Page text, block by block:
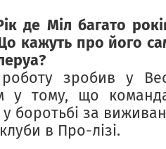
де Міл багато
кажуть про його
зробив у
у тому, що
боротьбі за
в Про-лізі.